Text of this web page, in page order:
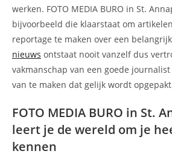
werken. FOTO MEDIA BURO in St.
bijvoorbeeld die klaarstaat om
reportage te maken over een
nieuws ontstaat nooit vanzelf dus
vakmanschap van een goede
van te maken dat gelijk wordt
FOTO MEDIA BURO in St.
leert je de wereld om je
kennen